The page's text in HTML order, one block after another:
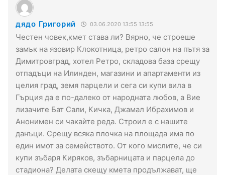
дядо Григорий 03.06.2020 13:55 13:55
Честен човек,кмет става ли? Вярно, че строеше
замък на язовир Клокотница, ретро салон на пътя за
Димитровград, хотел Ретро, складова база срещу
отпадъци на Илинден, магазини и апартаменти из
целия град, земя парцели и сега си купи вила в
Гърция да е по-далеко от народната любов, а Вие
лизачите Бат Сали, Кичка, Джамал Ибрахимов и
Анонимен си чакаѝте реда. Строил е с нашите
данъци. Срещу всяка плочка на площада има по
един имот за семеѝството. От кого мислите, че си
купи зъбаря Киряков, зъбарницата и парцела до
стадиона? Делата скещу кмета продължават, ще